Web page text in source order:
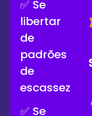
✅ Se
libertar
de
padrões
de
escassez
✅ Se